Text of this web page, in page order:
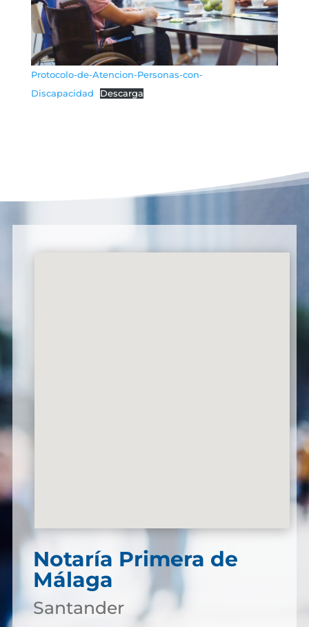
Protocolo-de-Atencion-Personas-con-
Discapacidad
Descarga
Notaría Primera de
Málaga
Santander